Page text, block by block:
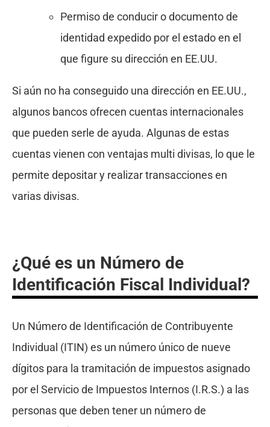
Permiso de conducir o documento de
identidad expedido por el estado en el
que figure su dirección en EE.UU.
Si aún no ha conseguido una dirección en EE.UU.,
algunos bancos ofrecen cuentas internacionales
que pueden serle de ayuda. Algunas de estas
cuentas vienen con ventajas multi divisas, lo que le
permite depositar y realizar transacciones en
varias divisas.
¿Qué es un Número de
Identificación Fiscal Individual?
Un Número de Identificación de Contribuyente
Individual (ITIN) es un número único de nueve
dígitos para la tramitación de impuestos asignado
por el Servicio de Impuestos Internos (I.R.S.) a las
personas que deben tener un número de